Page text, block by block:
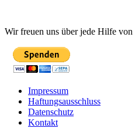
Wir freuen uns über jede Hilfe
Impressum
Haftungsausschluss
Datenschutz
Kontakt